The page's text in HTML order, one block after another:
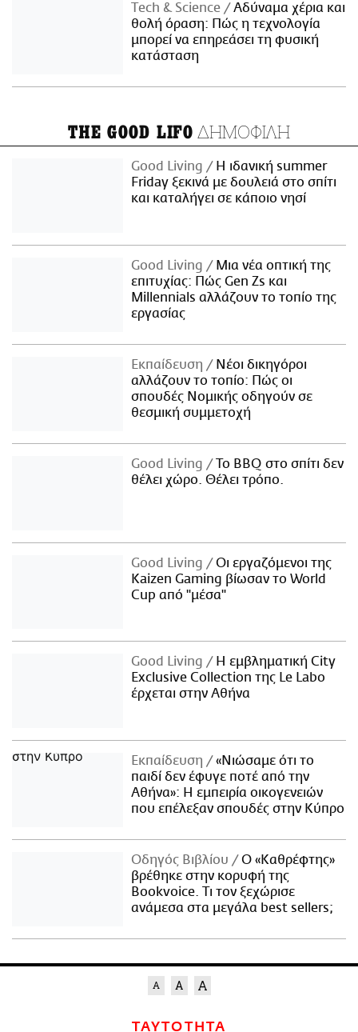
Τech & Science
Αδύναμα χέρια και
θολή όραση: Πώς η τεχνολογία
μπορεί να επηρεάσει τη φυσική
κατάσταση
THE GOOD LIFO ΔΗΜΟΦΙΛΗ
Good Living
Η ιδανική summer
Friday ξεκινά με δουλειά στο σπίτι
και καταλήγει σε κάποιο νησί
Good Living
Μια νέα οπτική της
επιτυχίας: Πώς Gen Zs και
Millennials αλλάζουν το τοπίο της
εργασίας
Εκπαίδευση
Νέοι δικηγόροι
αλλάζουν το τοπίο: Πώς οι
σπουδές Νομικής οδηγούν σε
θεσμική συμμετοχή
Good Living
Το BBQ στο σπίτι δεν
θέλει χώρο. Θέλει τρόπο.
Good Living
Οι εργαζόμενοι της
Kaizen Gaming βίωσαν το World
Cup από "μέσα"
Good Living
Η εμβληματική City
Exclusive Collection της Le Labo
έρχεται στην Αθήνα
Εκπαίδευση
«Νιώσαμε ότι το
παιδί δεν έφυγε ποτέ από την
Αθήνα»: Η εμπειρία οικογενειών
που επέλεξαν σπουδές στην Κύπρο
Οδηγός Βιβλίου
Ο «Καθρέφτης»
βρέθηκε στην κορυφή της
Bookvoice. Τι τον ξεχώρισε
ανάμεσα στα μεγάλα best sellers;
ΤΑΥΤΟΤΗΤΑ